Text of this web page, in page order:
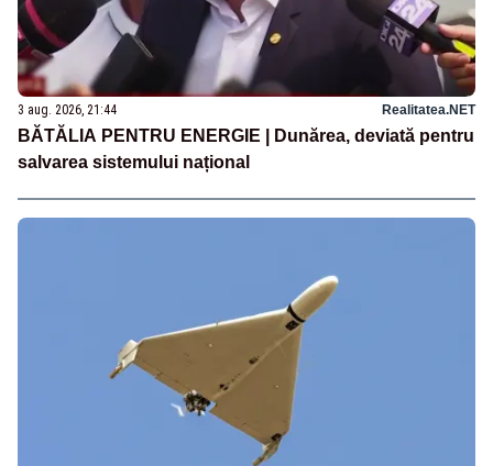
3 aug. 2026, 21:44 Realitatea.NET
BĂTĂLIA PENTRU ENERGIE | Dunărea, deviată pentru
salvarea sistemului național